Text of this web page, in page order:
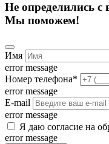
Не определились с
Мы поможем!
Имя
error message
Номер телефона*
error message
E-mail
error message
Я даю согласие на
error message